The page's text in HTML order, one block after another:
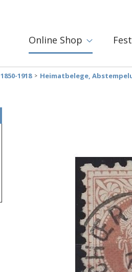
Online Shop
1850-1918 Heimatbelege,